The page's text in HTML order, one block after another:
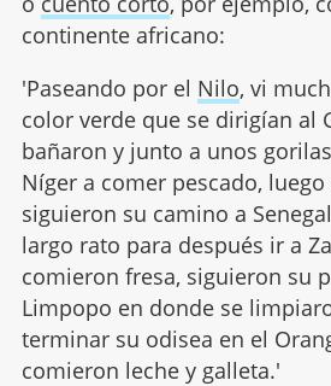
continente africano:
'Paseando por el Nilo, vi
color verde que se dirigían al
bañaron y junto a unos
Níger a comer pescado,
siguieron su camino a
largo rato para después ir a
comieron fresa, siguieron su
Limpopo en donde se
terminar su odisea en el
comieron leche y galleta.'